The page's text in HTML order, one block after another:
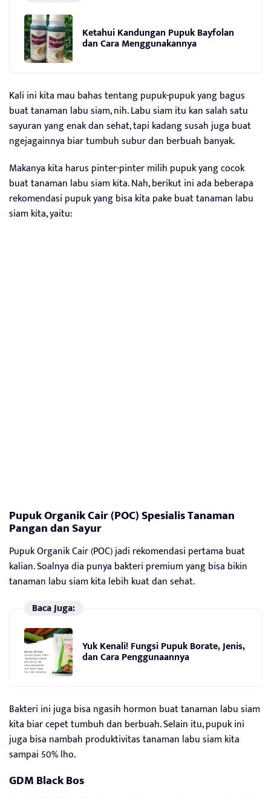
Ketahui Kandungan Pupuk Bayfolan
dan Cara Menggunakannya
Kali ini kita mau bahas tentang pupuk-pupuk yang bagus
buat tanaman labu siam, nih. Labu siam itu kan salah satu
sayuran yang enak dan sehat, tapi kadang susah juga buat
ngejagainnya biar tumbuh subur dan berbuah banyak.
Makanya kita harus pinter-pinter milih pupuk yang cocok
buat tanaman labu siam kita. Nah, berikut ini ada beberapa
rekomendasi pupuk yang bisa kita pake buat tanaman labu
siam kita, yaitu:
Pupuk Organik Cair (POC) Spesialis Tanaman
Pangan dan Sayur
Pupuk Organik Cair (POC) jadi rekomendasi pertama buat
kalian. Soalnya dia punya bakteri premium yang bisa bikin
tanaman labu siam kita lebih kuat dan sehat.
Baca Juga:
Yuk Kenali! Fungsi Pupuk Borate, Jenis,
dan Cara Penggunaannya
Bakteri ini juga bisa ngasih hormon buat tanaman labu siam
kita biar cepet tumbuh dan berbuah. Selain itu, pupuk ini
juga bisa nambah produktivitas tanaman labu siam kita
sampai 50% lho.
GDM Black Bos